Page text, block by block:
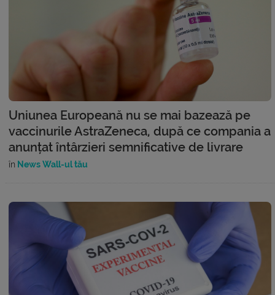
Uniunea Europeană nu se mai bazează pe
vaccinurile AstraZeneca, după ce compania a
anunțat întârzieri semnificative de livrare
în News Wall-ul tău